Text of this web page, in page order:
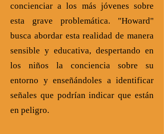
concienciar a los más jóvenes sobre
esta grave problemática. "Howard"
busca abordar esta realidad de manera
sensible y educativa, despertando en
los niños la conciencia sobre su
entorno y enseñándoles a identificar
señales que podrían indicar que están
en peligro.